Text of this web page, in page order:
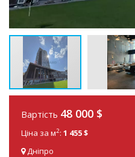
Вартість 48 000 $
Ціна за м2: 1 455 $
Дніпро